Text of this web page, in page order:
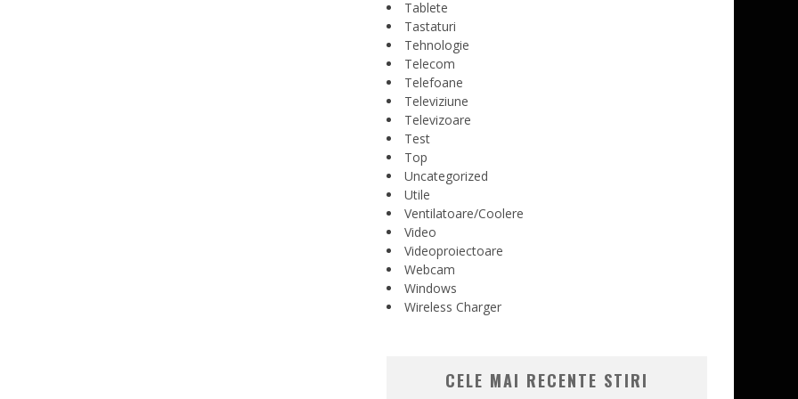
Tablete
Tastaturi
Tehnologie
Telecom
Telefoane
Televiziune
Televizoare
Test
Top
Uncategorized
Utile
Ventilatoare/Coolere
Video
Videoproiectoare
Webcam
Windows
Wireless Charger
CELE MAI RECENTE STIRI